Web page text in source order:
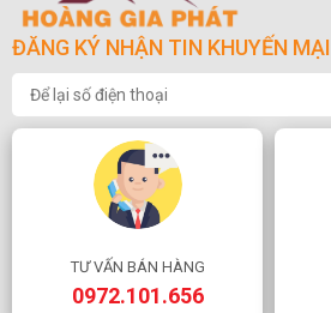
ĐĂNG KÝ NHẬN TIN KHUYẾN MẠI
TƯ VẤN BÁN HÀNG
0972.101.656